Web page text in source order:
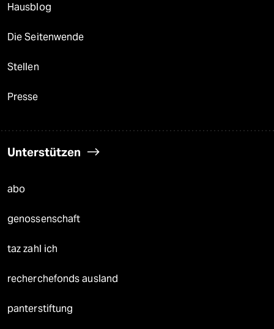
Hausblog
Die Seitenwende
Stellen
Presse
Unterstützen
abo
genossenschaft
taz zahl ich
recherchefonds ausland
panterstiftung